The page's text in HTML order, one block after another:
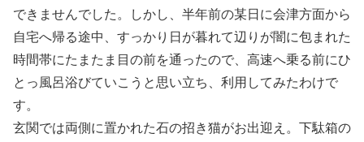
できませんでした。しかし、半年前の某日に会津方面から
自宅へ帰る途中、すっかり日が暮れて辺りが闇に包まれた
時間帯にたまたま目の前を通ったので、高速へ乗る前にひ
とっ風呂浴びていこうと思い立ち、利用してみたわけで
す。
玄関では両側に置かれた石の招き猫がお出迎え。下駄箱の